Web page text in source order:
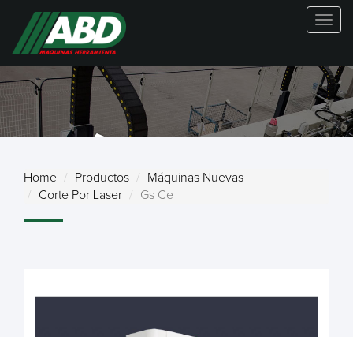
MÁQUINAS
NUEVAS
Home Productos
Máquinas Nuevas
Corte Por Laser
Gs Ce